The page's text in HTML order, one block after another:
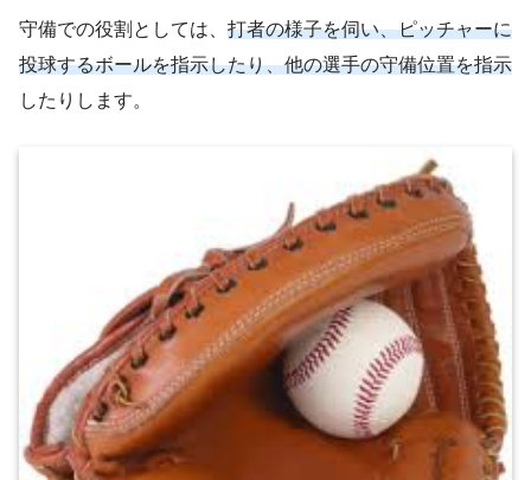
守備での役割としては、 打者の様子を伺い、ピッチャーに
投球するボールを指示したり、他の選手の守備位置を指示
したりします。